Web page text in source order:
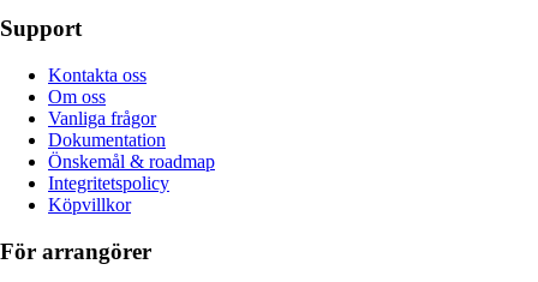
Support
Kontakta oss
Om oss
Vanliga frågor
Dokumentation
Önskemål & roadmap
Integritetspolicy
Köpvillkor
För arrangörer